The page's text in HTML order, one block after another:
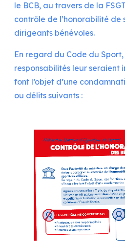
le BCB, au travers de la
contrôle de l’honorabilité de
dirigeants bénévoles.
En regard du Code du
responsabilités leur seraient
font l’objet d’une
ou délits suivants :